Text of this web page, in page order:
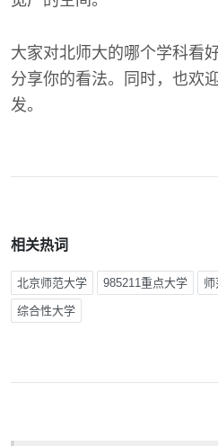
大家对北师大的哪个学科看
分享你的看法。同时，也欢
发。
相关热词
北京师范大学 985211重点大学
综合性大学